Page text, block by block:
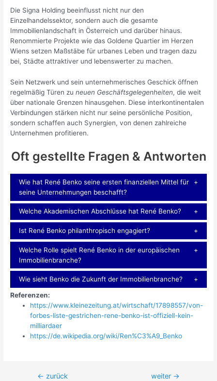
Die Signa Holding beeinflusst nicht nur den
Einzelhandelssektor, sondern auch die gesamte
Immobilienlandschaft in Österreich und darüber hinaus.
Renommierte Projekte wie das Goldene Quartier im Herzen
Wiens setzen Maßstäbe für urbanes Leben und tragen dazu
bei, Städte attraktiver und lebenswerter zu machen.
Sein Netzwerk und sein unternehmerisches Geschick öffnen
regelmäßig Türen zuneuen Geschäftsgelegenheiten, die weit
über nationale Grenzen hinausgehen. Diese interkontinentalen
Verbindungen stärken nicht nur seine persönliche Position,
sondern schaffen auch Synergien, von denen zahlreiche
Unternehmen profitieren.
Oft gestellte Fragen & Antworten
Wie hat René Benko seine ersten finanziellen Mittel für
seine Unternehmungen beschafft?
Welche Akademischen Abschlüsse hat René Benko?
Ist René Benko philanthropisch engagiert?
Welche Rolle spielt René Benko in der europäischen
Immobilienbranche?
Wie sieht Benko die Zukunft der Immobilienbranche?
Referenzen:
https://www.kleinezeitung.at/wirtschaft/17898557/von-
forbes-liste-gestrichen-rene-benko-ist-offiziell-kein-
milliardaer
https://de.wikipedia.org/wiki/Ren%C3%A9_Benko
Beitragsnavigation
← zurück weiter →